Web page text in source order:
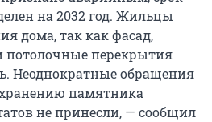
на 2032 год. Жильцы
дома, так как фасад,
потолочные перекрытия
Неоднократные обращения
памятника
не принесли, — сообщил